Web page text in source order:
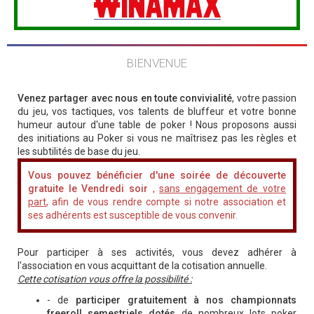
BIENVENUE
Venez partager avec nous en toute convivialité, votre passion
du jeu, vos tactiques, vos talents de bluffeur et votre bonne
humeur autour d'une table de poker ! Nous proposons aussi
des initiations au Poker si vous ne maîtrisez pas les règles et
les subtilités de base du jeu.
Vous pouvez bénéficier d'une soirée de découverte
gratuite le Vendredi soir ,sans engagement de votre
part, afin de vous rendre compte si notre association et
ses adhérents est susceptible de vous convenir.
Pour participer à ses activités, vous devez adhérer à
l'association en vous acquittant de la cotisation annuelle.
Cette cotisation vous offre la possibilité :
- de participer gratuitement à nos championnats